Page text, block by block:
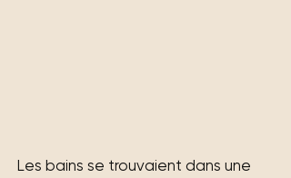
Les bains se trouvaient dans une